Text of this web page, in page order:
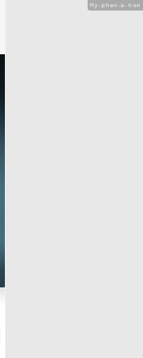
Hy-phen-a-tion